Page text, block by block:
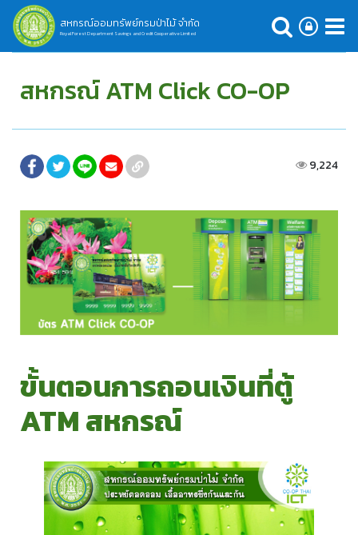
สหกรณ์ออมทรัพย์กรมป่าไม้ จำกัด
Royal Forest Department Savings and Credit Cooperative Limited
สหกรณ์ ATM Click CO-OP
9,224
ขั้นตอนการถอนเงินที่ตู้
ATM สหกรณ์